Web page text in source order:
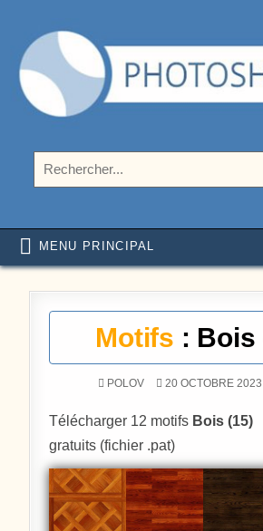
Photoshoplus
MENU PRINCIPAL
Motifs : Bois
POLOV 20 OCTOBRE 2023
Télécharger 12 motifs Bois (15)
gratuits (fichier .pat)